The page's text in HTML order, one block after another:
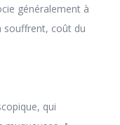
généralement à
souffrent, coût du
qui